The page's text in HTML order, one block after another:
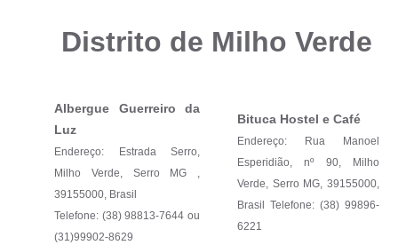
Distrito de Milho Verde
Albergue Guerreiro da
Luz
Endereço: Estrada Serro,
Milho Verde, Serro MG ,
39155000, Brasil
Telefone: (38) 98813-7644 ou
(31)99902-8629
Bituca Hostel e Café
Endereço: Rua Manoel
Esperidião, nº 90, Milho
Verde, Serro MG, 39155000,
Brasil Telefone: (38) 99896-
6221